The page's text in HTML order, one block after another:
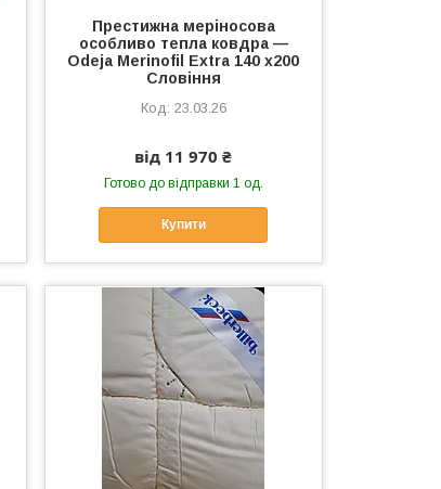
Престижна меріносова
особливо тепла ковдра —
Odeja Merinofil Extra 140 x200
Словіння
23.03.26
від 11 970 ₴
Готово до відправки 1 од.
Купити